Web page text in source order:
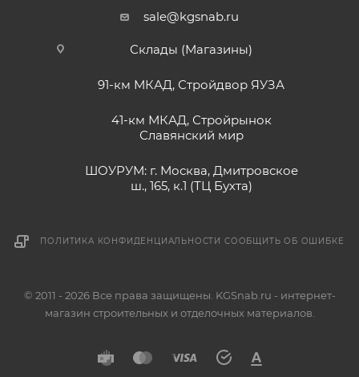
sale@kgsnab.ru
Склады (Магазины)
91-км МКАД, Стройдвор ЯУЗА
41-км МКАД, Стройрынок
Славянский мир
ШОУРУМ: г. Москва, Дмитровское
ш., 165, к.1 (ТЦ Бухта)
ПОЛИТИКА КОНФИДЕНЦИАЛЬНОСТИ СООБЩИТЬ ОБ ОШИБКЕ
© 2011 - 2026 Все права защищены. KGSnab.ru - интернет-
магазин строительных и отделочных материалов.